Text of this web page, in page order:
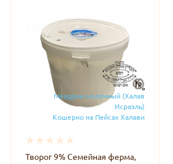
Меадрин молочный (Халав
Исраэль)
Кошерно на Пейсах Халави
Творог 9% Семейная ферма,